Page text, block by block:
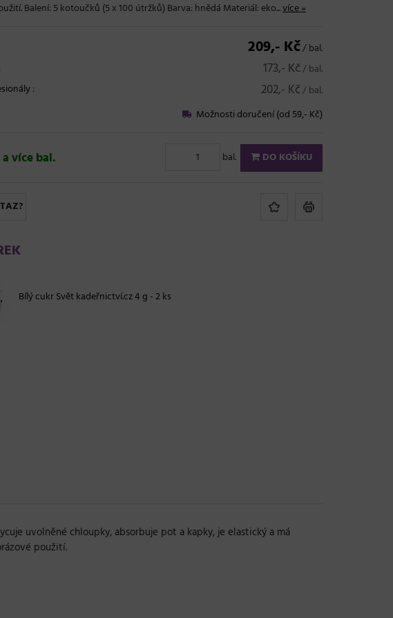
Balení: 5 kotoučků (5 x 100 útržků) Barva: hnědá Materiál: eko...více »
209,- Kč/ bal.
173,- Kč/ bal.
: 202,- Kč/ bal.
Možnosti doručení (od 59,- Kč)
více bal. bal. DO KOŠÍKU
Bílý cukr Svět kadeřnictví.cz 4 g - 2 ks
uvolněné chloupky, absorbuje pot a kapky, je elastický a má
použití.